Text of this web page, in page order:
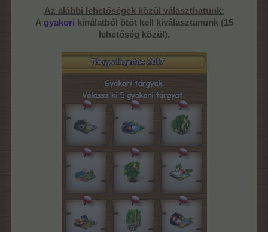
Az alábbi lehetőségek közül választhatunk:
A gyakori kínálatból ötöt kell kiválasztanunk (15
lehetőség közül).